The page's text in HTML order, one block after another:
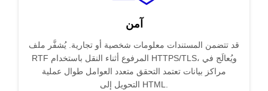
آمن
قد تتضمن المستندات معلومات شخصية أو تجارية. يُشفَّر ملف
RTF المرفوع أثناء النقل باستخدام HTTPS/TLS، ويُعالَج في
مراكز بيانات تعتمد التحقق متعدد العوامل طوال عملية
التحويل إلى HTML.